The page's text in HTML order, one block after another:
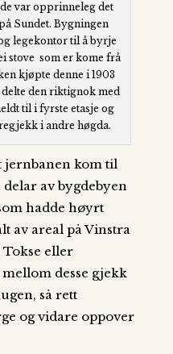
var opprinneleg det
Sundet. Bygningen
legekontor til å byrje
stove som er kome frå
kjøpte denne i 1903
delte den riktignok med
til i fyrste etasje og
i andre høgda.
jernbanen kom til
av bygdebyen
hadde høyrt
av areal på Vinstra
eller
desse gjekk
så rett
og vidare oppover